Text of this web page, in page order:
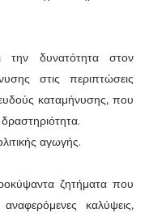
την δυνατότητα στον
στις περιπτώσεις
καταμήνυσης, που
αγωγής.
ζητήματα που
καλύψεις,